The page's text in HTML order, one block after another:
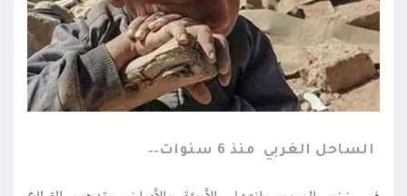
الساحل الغربي منذ 6 سنوات